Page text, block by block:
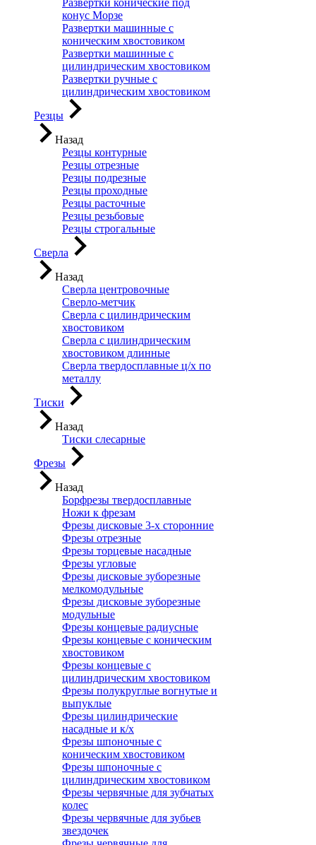
Развертки конические под
конус Морзе
Развертки машинные с
коническим хвостовиком
Развертки машинные с
цилиндрическим хвостовиком
Развертки ручные с
цилиндрическим хвостовиком
Резцы
Назад
Резцы контурные
Резцы отрезные
Резцы подрезные
Резцы проходные
Резцы расточные
Резцы резьбовые
Резцы строгальные
Сверла
Назад
Сверла центровочные
Сверло-метчик
Сверла с цилиндрическим
хвостовиком
Сверла с цилиндрическим
хвостовиком длинные
Сверла твердосплавные ц/х по
металлу
Тиски
Назад
Тиски слесарные
Фрезы
Назад
Борфрезы твердосплавные
Ножи к фрезам
Фрезы дисковые 3-х сторонние
Фрезы отрезные
Фрезы торцевые насадные
Фрезы угловые
Фрезы дисковые зуборезные
мелкомодульные
Фрезы дисковые зуборезные
модульные
Фрезы концевые радиусные
Фрезы концевые с коническим
хвостовиком
Фрезы концевые с
цилиндрическим хвостовиком
Фрезы полукруглые вогнутые и
выпуклые
Фрезы цилиндрические
насадные и к/х
Фрезы шпоночные с
коническим хвостовиком
Фрезы шпоночные с
цилиндрическим хвостовиком
Фрезы червячные для зубчатых
колес
Фрезы червячные для зубьев
звездочек